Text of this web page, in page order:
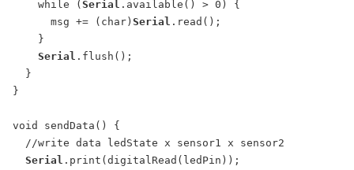
while ( Serial .available() > 0) {
msg += (char) Serial .read();
Serial .flush();
}
void sendData() {
Serial .print(digitalRead(ledPin));